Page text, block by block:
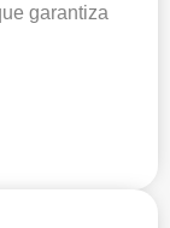
garantiza